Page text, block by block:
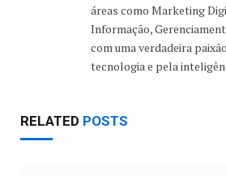
áreas como Marketing
Informação,
com uma verdadeira
tecnologia e pela
RELATED POSTS